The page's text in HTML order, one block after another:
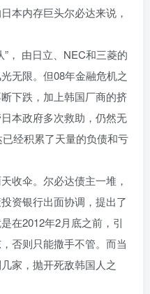
本内存巨头尔必达来说，
， 由日立、NEC和三菱的
无限。但08年金融危机之
下跌，加上韩国厂商的挤
本政府多次救助，仍然无
经积累了天量的负债和亏
收伞。尔必达债主一堆，
资银行出面协调，提出了
在2012年2月底之前，引
否则只能撒手不管。而当
家，抛开死敌韩国人之